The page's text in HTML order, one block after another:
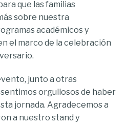
que las familias
sobre nuestra
académicos y
el marco de la celebración
junto a otras
orgullosos de haber
jornada. Agradecemos a
a nuestro stand y